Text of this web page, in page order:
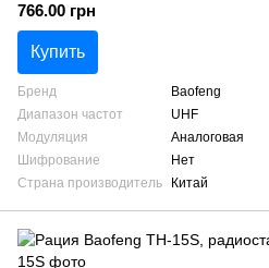
766.00 грн
Купить
Бренд
Baofeng
Диапазон частот
UHF
Модуляция
Аналоговая
Шифрование
Нет
Страна производитель
Китай